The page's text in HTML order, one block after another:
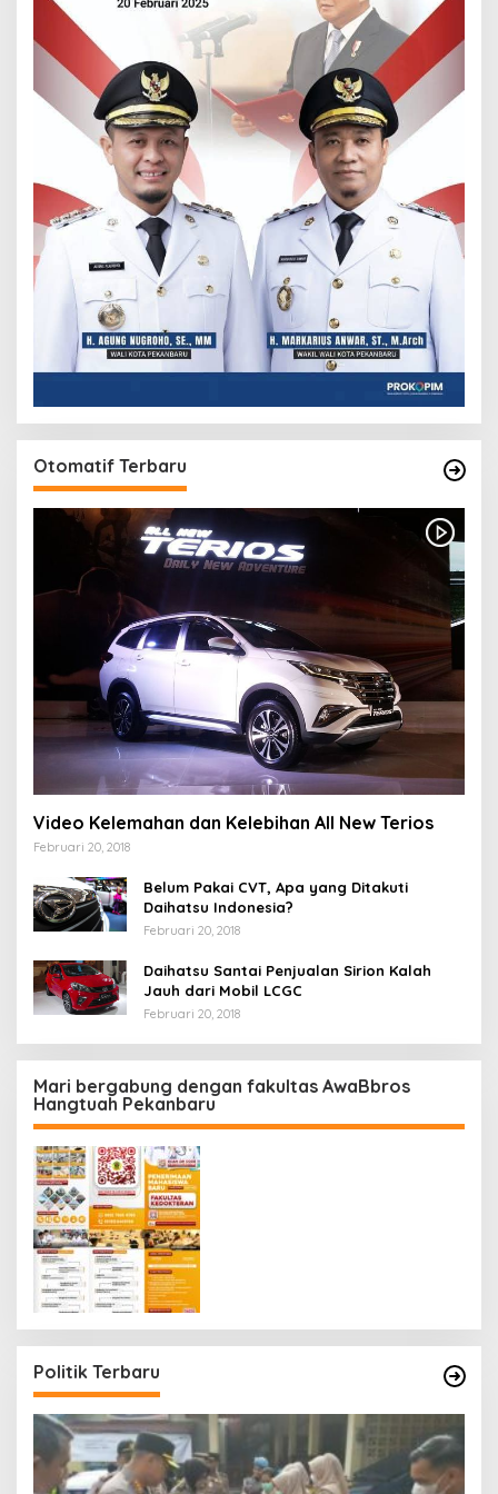
Otomatif Terbaru
Video Kelemahan dan Kelebihan All New Terios
Februari 20, 2018
Belum Pakai CVT, Apa yang Ditakuti
Daihatsu Indonesia?
Februari 20, 2018
Daihatsu Santai Penjualan Sirion Kalah
Jauh dari Mobil LCGC
Februari 20, 2018
Mari bergabung dengan fakultas AwaBbros
Hangtuah Pekanbaru
Politik Terbaru